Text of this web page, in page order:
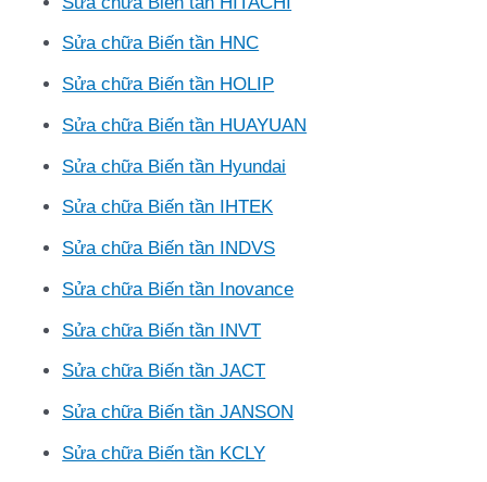
Sửa chữa Biến tần HNC
Sửa chữa Biến tần HOLIP
Sửa chữa Biến tần HUAYUAN
Sửa chữa Biến tần Hyundai
Sửa chữa Biến tần IHTEK
Sửa chữa Biến tần INDVS
Sửa chữa Biến tần Inovance
Sửa chữa Biến tần INVT
Sửa chữa Biến tần JACT
Sửa chữa Biến tần JANSON
Sửa chữa Biến tần KCLY